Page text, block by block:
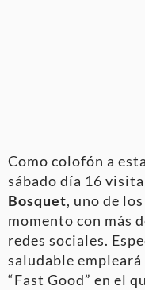
Como colofón a
sábado día 16
Bosquet, uno de
momento con más
redes sociales.
saludable
“Fast Good” en el